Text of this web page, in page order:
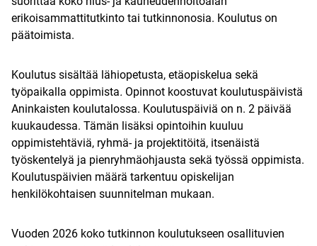
erikoisammattitutkinto tai tutkinnonosia. Koulutus on
päätoimista.
Koulutus sisältää lähiopetusta, etäopiskelua sekä
työpaikalla oppimista. Opinnot koostuvat koulutuspäivistä
Aninkaisten koulutalossa. Koulutuspäiviä on n. 2 päivää
kuukaudessa. Tämän lisäksi opintoihin kuuluu
oppimistehtäviä, ryhmä- ja projektitöitä, itsenäistä
työskentelyä ja pienryhmäohjausta sekä työssä oppimista.
Koulutuspäivien määrä tarkentuu opiskelijan
henkilökohtaisen suunnitelman mukaan.
Vuoden 2026 koko tutkinnon koulutukseen osallituvien